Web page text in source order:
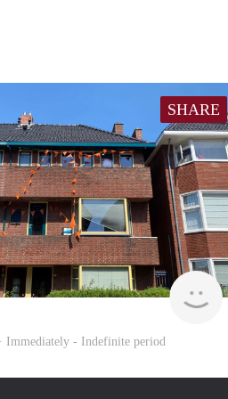
SHARE
Immediately - Indefinite period